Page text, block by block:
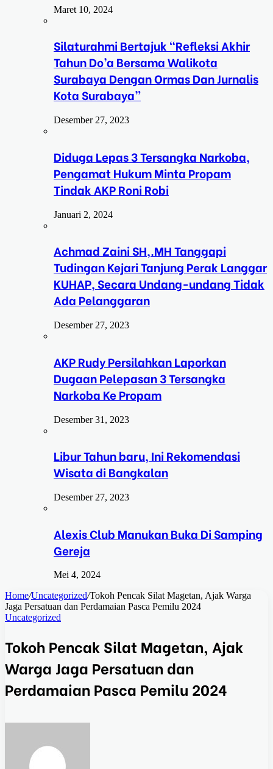
Maret 10, 2024
Silaturahmi Bertajuk “Refleksi Akhir
Tahun Do’a Bersama Walikota
Surabaya Dengan Ormas Dan Jurnalis
Kota Surabaya”
Desember 27, 2023
Diduga Lepas 3 Tersangka Narkoba,
Pengamat Hukum Minta Propam
Tindak AKP Roni Robi
Januari 2, 2024
Achmad Zaini SH,.MH Tanggapi
Tudingan Kejari Tanjung Perak Langgar
KUHAP, Secara Undang-undang Tidak
Ada Pelanggaran
Desember 27, 2023
AKP Rudy Persilahkan Laporkan
Dugaan Pelepasan 3 Tersangka
Narkoba Ke Propam
Desember 31, 2023
Libur Tahun baru, Ini Rekomendasi
Wisata di Bangkalan
Desember 27, 2023
Alexis Club Manukan Buka Di Samping
Gereja
Mei 4, 2024
Home/Uncategorized/Tokoh Pencak Silat Magetan, Ajak Warga
Jaga Persatuan dan Perdamaian Pasca Pemilu 2024
Uncategorized
Tokoh Pencak Silat Magetan, Ajak
Warga Jaga Persatuan dan
Perdamaian Pasca Pemilu 2024